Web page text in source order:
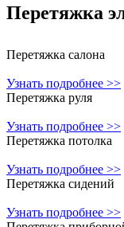
Перетяжка
Перетяжка салона
Узнать подробнее >>
Перетяжка руля
Узнать подробнее >>
Перетяжка потолка
Узнать подробнее >>
Перетяжка сидений
Узнать подробнее >>